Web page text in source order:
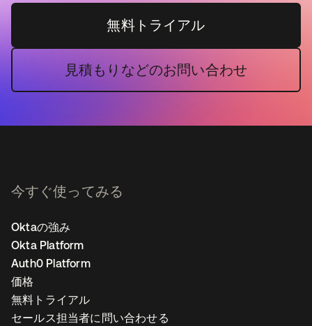
無料トライアル
見積もりなどのお問い合わせ
今すぐ使ってみる
Oktaの強み
Okta Platform
Auth0 Platform
価格
無料トライアル
セールス担当者に問い合わせる